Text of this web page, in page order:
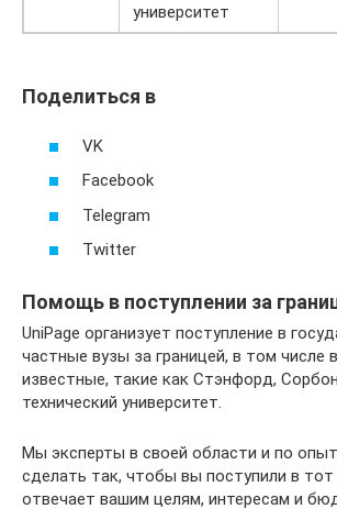
университет
Поделиться в
VK
Facebook
Telegram
Twitter
Помощь в поступлении за
UniPage организует поступление в
частные вузы за границей, в том числе
известные, такие как Стэнфорд,
технический университет.
Мы эксперты в своей области и по
сделать так, чтобы вы поступили в
отвечает вашим целям, интересам и